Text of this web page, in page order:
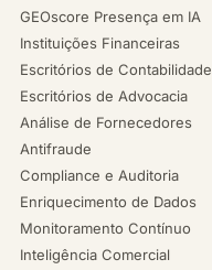
GEOscore Presença em IA
Instituições Financeiras
Escritórios de Contabilidade
Escritórios de Advocacia
Análise de Fornecedores
Antifraude
Compliance e Auditoria
Enriquecimento de Dados
Monitoramento Contínuo
Inteligência Comercial